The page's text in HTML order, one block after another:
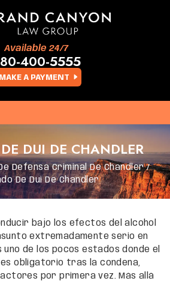
MAKE A PAYMENT
Available 24/7
400-5555
DUI DE CHANDLER
Defensa Criminal De Chandler/
De Dui De Chandler
bajo los efectos del alcohol
extremadamente serio en
uno de los pocos estados donde el
obligatorio tras la condena,
por primera vez. Más allá